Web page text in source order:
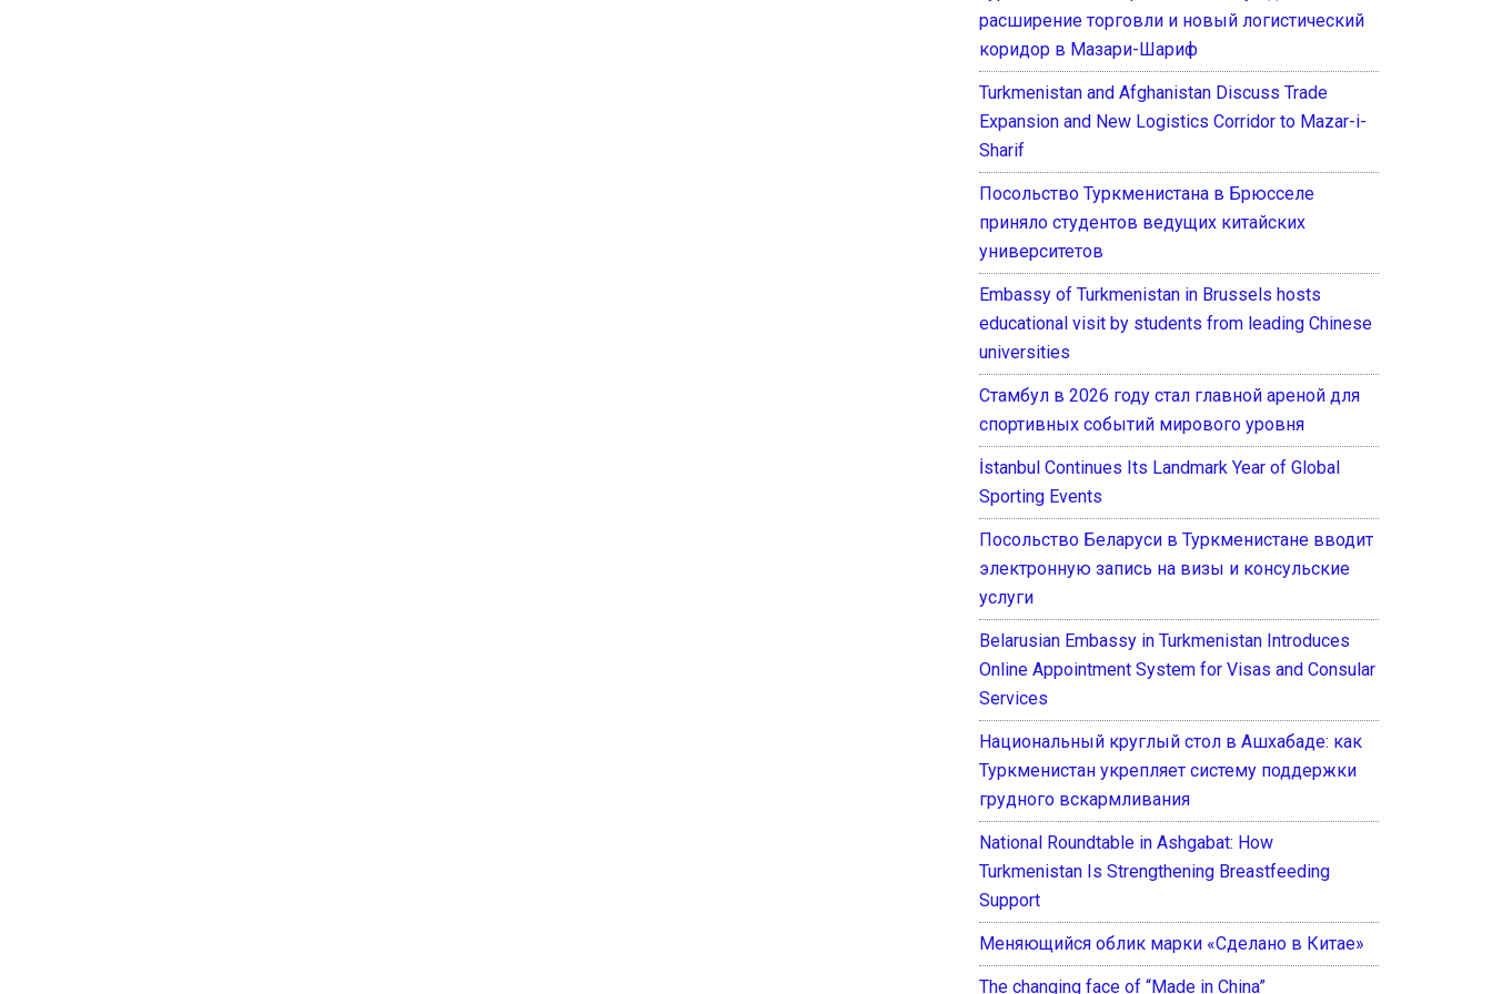
расширение торговли и новый логистический
коридор в Мазари-Шариф
Turkmenistan and Afghanistan Discuss Trade
Expansion and New Logistics Corridor to Mazar-i-
Sharif
Посольство Туркменистана в Брюсселе
приняло студентов ведущих китайских
университетов
Embassy of Turkmenistan in Brussels hosts
educational visit by students from leading Chinese
universities
Стамбул в 2026 году стал главной ареной для
спортивных событий мирового уровня
İstanbul Continues Its Landmark Year of Global
Sporting Events
Посольство Беларуси в Туркменистане вводит
электронную запись на визы и консульские
услуги
Belarusian Embassy in Turkmenistan Introduces
Online Appointment System for Visas and Consular
Services
Национальный круглый стол в Ашхабаде: как
Туркменистан укрепляет систему поддержки
грудного вскармливания
National Roundtable in Ashgabat: How
Turkmenistan Is Strengthening Breastfeeding
Support
Меняющийся облик марки «Сделано в Китае»
The changing face of “Made in China”